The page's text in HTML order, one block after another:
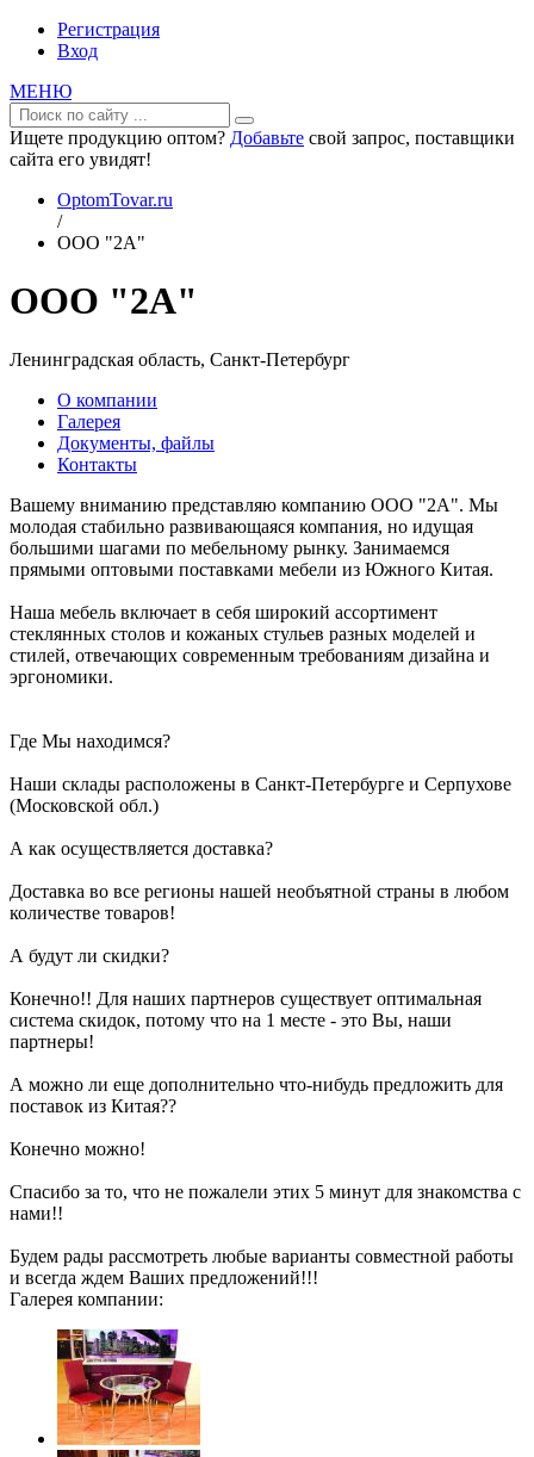
Регистрация
Вход
МЕНЮ
Ищете продукцию оптом? Добавьте свой запрос, поставщики
сайта его увидят!
OptomTovar.ru
/
ООО "2А"
ООО "2А"
Ленинградская область, Санкт-Петербург
О компании
Галерея
Документы, файлы
Контакты
Вашему вниманию представляю компанию ООО "2А". Мы
молодая стабильно развивающаяся компания, но идущая
большими шагами по мебельному рынку. Занимаемся
прямыми оптовыми поставками мебели из Южного Китая.
Наша мебель включает в себя широкий ассортимент
стеклянных столов и кожаных стульев разных моделей и
стилей, отвечающих современным требованиям дизайна и
эргономики.
Где Мы находимся?
Наши склады расположены в Санкт-Петербурге и Серпухове
(Московской обл.)
А как осуществляется доставка?
Доставка во все регионы нашей необъятной страны в любом
количестве товаров!
А будут ли скидки?
Конечно!! Для наших партнеров существует оптимальная
система скидок, потому что на 1 месте - это Вы, наши
партнеры!
А можно ли еще дополнительно что-нибудь предложить для
поставок из Китая??
Конечно можно!
Спасибо за то, что не пожалели этих 5 минут для знакомства с
нами!!
Будем рады рассмотреть любые варианты совместной работы
и всегда ждем Ваших предложений!!!
Галерея компании: